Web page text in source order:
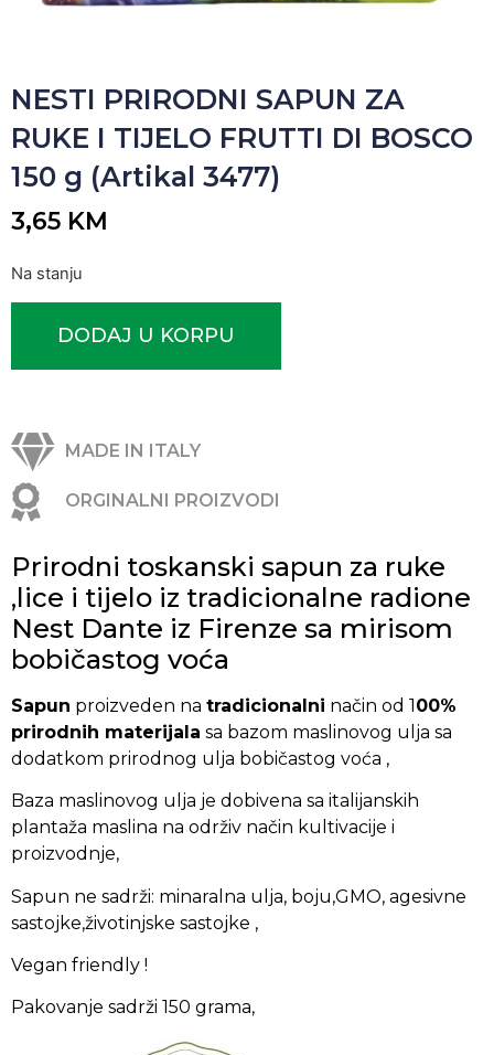
NESTI PRIRODNI SAPUN ZA
RUKE I TIJELO FRUTTI DI BOSCO
150 g (Artikal 3477)
3,65 KM
Na stanju
DODAJ U KORPU
MADE IN ITALY
ORGINALNI PROIZVODI
Prirodni toskanski sapun za ruke
,lice i tijelo iz tradicionalne radione
Nest Dante iz Firenze sa mirisom
bobičastog voća
Sapun proizveden na tradicionalni način od 100%
prirodnih materijala sa bazom maslinovog ulja sa
dodatkom prirodnog ulja bobičastog voća ,
Baza maslinovog ulja je dobivena sa italijanskih
plantaža maslina na održiv način kultivacije i
proizvodnje,
Sapun ne sadrži: minaralna ulja, boju,GMO, agesivne
sastojke,životinjske sastojke ,
Vegan friendly !
Pakovanje sadrži 150 grama,